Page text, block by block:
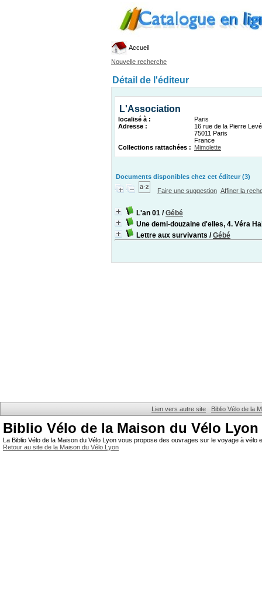
Accueil
Nouvelle recherche
Détail de l'éditeur
L'Association
localisé à :
Paris
Adresse :
16 rue de la Pierre
75011 Paris
France
Collections rattachées : Mimolette
Documents disponibles chez cet éditeur (3)
Faire une suggestion Affiner la
L'an 01 /Gébé
Une demi-douzaine d'elles, 4. Véra
Lettre aux survivants /Gébé
Lien vers autre site Biblio Vélo de la
Biblio Vélo de la Maison du Vélo Lyon
La Biblio Vélo de la Maison du Vélo Lyon vous propose des ouvrages sur le voyage à
Retour au site de la Maison du Vélo Lyon